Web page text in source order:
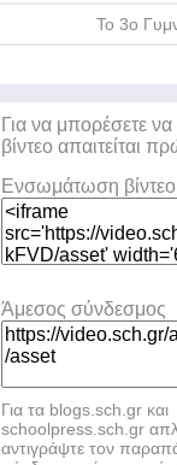
Το 3ο
Για να μπορέσετε
βίντεο απαιτείται
Ενσωμάτωση βίντεο
Άμεσος σύνδεσμος
Για τα blogs.sch.gr και
schoolpress.sch.gr
αντιγράψτε τον